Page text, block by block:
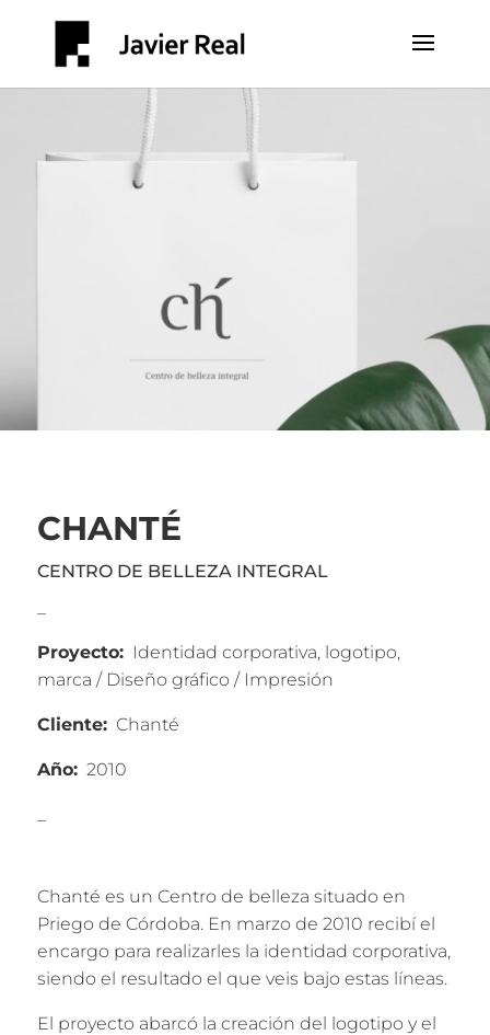
CHANTÉ
CENTRO DE BELLEZA INTEGRAL
Proyecto:Identidad corporativa, logotipo,
marca / Diseño gráfico / Impresión
Cliente:Chanté
Año:2010
Chanté es un Centro de belleza situado en
Priego de Córdoba. En marzo de 2010 recibí el
encargo para realizarles la identidad corporativa,
siendo el resultado el que veis bajo estas líneas.
El proyecto abarcó la creación del logotipo y el